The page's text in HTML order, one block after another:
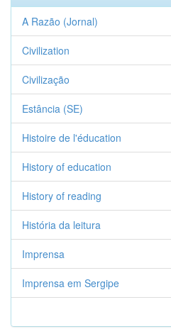
A Razão (Jornal)
Civilization
Civilização
Estância (SE)
Histoire de l'éducation
History of education
History of reading
História da leitura
Imprensa
Imprensa em Sergipe